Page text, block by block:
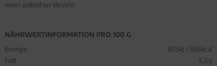
einen zeitnahen Verzehr.
NÄHRWERTINFORMATION PRO 100 G
Energie
1615kJ / 386kcal
Fett
6,6g